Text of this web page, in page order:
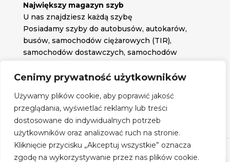
Cenimy prywatność użytkowników
Używamy plików cookie, aby poprawić jakość
przeglądania, wyświetlać reklamy lub treści
dostosowane do indywidualnych potrzeb
użytkowników oraz analizować ruch na stronie.
Kliknięcie przycisku „Akceptuj wszystkie” oznacza
zgodę na wykorzystywanie przez nas plików cookie.
Największy magazyn szyb
U nas znajdziesz każdą szybę
Posiadamy szyby do autobusów, autokarów,
busów, samochodów ciężarowych (TIR),
samochodów dostawczych, samochodów
potrzebujesz.
Znajdź nas na: 
Obserwuj nas na:
Regulamin zakupów